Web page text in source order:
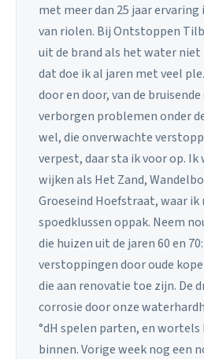
met meer dan 25 jaar
van riolen. Bij Ontstoppen
uit de brand als het water
dat doe ik al jaren met veel
door en door, van de
verborgen problemen onder
wel, die onverwachte
verpest, daar sta ik voor op. Ik
wijken als Het Zand,
Groeseind Hoefstraat, waar
spoedklussen oppak. Neem
die huizen uit de jaren 60 en
verstoppingen door oude
die aan renovatie toe zijn. De
corrosie door onze
°dH spelen parten, en
binnen. Vorige week nog een